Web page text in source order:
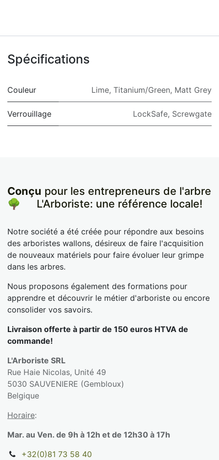
Spécifications
Couleur Lime, Titanium/Green, Matt Grey
Verrouillage LockSafe, Screwgate
Conçu pour les entrepreneurs de l'arbre
🌳
​L'Arboriste: une référence locale!
Notre société a été créée pour répondre aux besoins
des arboristes wallons, désireux de faire l'acquisition
de nouveaux matériels pour faire évoluer leur grimpe
dans les arbres.
Nous proposons également des formations pour
apprendre et découvrir le métier d'arboriste ou encore
consolider vos savoirs.
Livraison offerte à partir de 150 euros HTVA de
commande!
L'Arboriste SRL
Rue Haie Nicolas, Unité 49
5030 SAUVENIERE (Gembloux)
Belgique
Horaire:
Mar. au Ven. de 9h à 12h et de 12h30 à 17h
+32(0)81 73 58 40